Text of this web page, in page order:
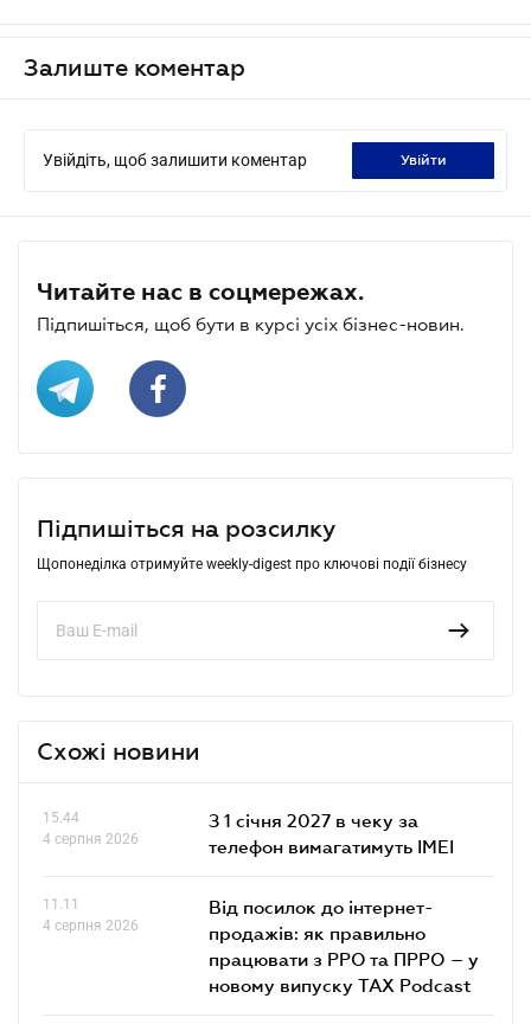
Залиште коментар
Увійдіть, щоб залишити коментар увійти
Читайте нас в соцмережах.
Підпишіться, щоб бути в курсі усіх бізнес-новин.
Підпишіться на розсилку
Щопонеділка отримуйте weekly-digest про ключові події бізнесу
Схожі новини
15.44
4 серпня 2026
З 1 січня 2027 в чеку за
телефон вимагатимуть IMEI
11.11
4 серпня 2026
Від посилок до інтернет-
продажів: як правильно
працювати з РРО та ПРРО – у
новому випуску TAX Podcast